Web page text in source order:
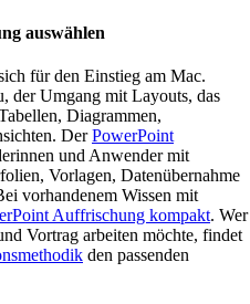
auswählen
für den Einstieg am Mac.
der Umgang mit Layouts, das
Diagrammen,
DerPowerPoint
und Anwender mit
Vorlagen, Datenübernahme
vorhandenem Wissen mit
Auffrischung kompakt. Wer
Vortrag arbeiten möchte, findet
den passenden